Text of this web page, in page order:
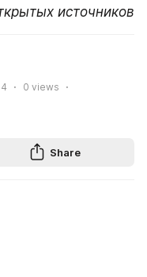
источников
0 views
Share